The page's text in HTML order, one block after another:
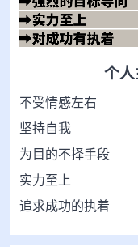
个
不受情感左右
坚持自我
为目的不择手段
实力至上
追求成功的执着